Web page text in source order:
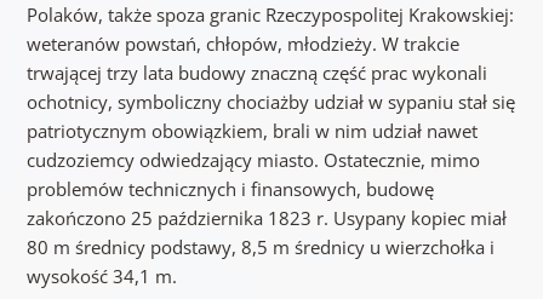
Polaków, także spoza granic Rzeczypospolitej Krakowskiej:
weteranów powstań, chłopów, młodzieży. W trakcie
trwającej trzy lata budowy znaczną część prac wykonali
ochotnicy, symboliczny chociażby udział w sypaniu stał się
patriotycznym obowiązkiem, brali w nim udział nawet
cudzoziemcy odwiedzający miasto. Ostatecznie, mimo
problemów technicznych i finansowych, budowę
zakończono 25 października 1823 r. Usypany kopiec miał
80 m średnicy podstawy, 8,5 m średnicy u wierzchołka i
wysokość 34,1 m.